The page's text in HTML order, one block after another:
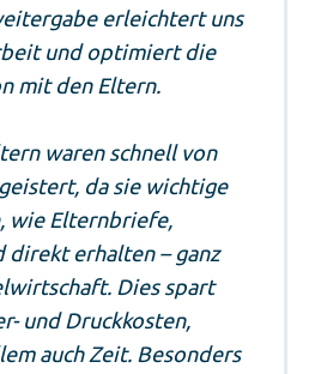
erleichtert uns
und optimiert die
mit den Eltern.
waren schnell von
da sie wichtige
wie Elternbriefe,
direkt erhalten – ganz
Dies spart
und Druckkosten,
auch Zeit. Besonders